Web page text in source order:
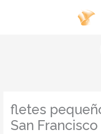
fletes
San Francisco